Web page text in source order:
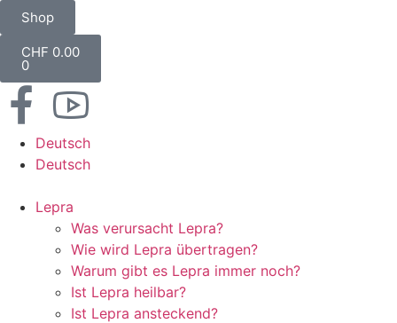
Shop
CHF 0.00
0
Deutsch
Deutsch
Lepra
Was verursacht Lepra?
Wie wird Lepra übertragen?
Warum gibt es Lepra immer noch?
Ist Lepra heilbar?
Ist Lepra ansteckend?